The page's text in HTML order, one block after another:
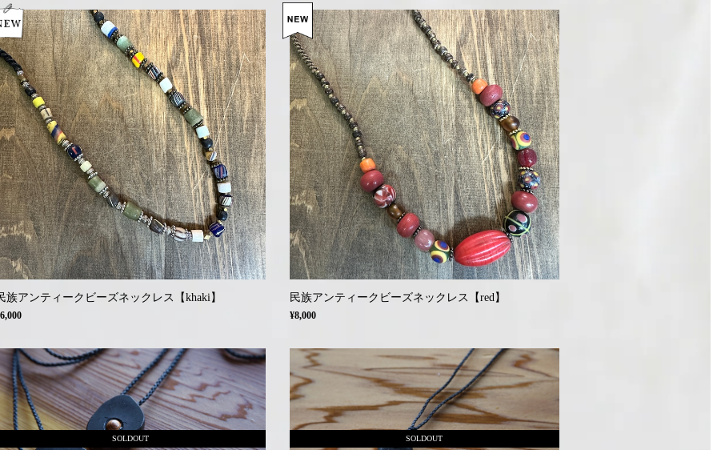
族アンティークビーズネックレス【khaki】 民族アンティークビーズネックレス【red】
¥8,000
SOLDOUT SOLDOUT